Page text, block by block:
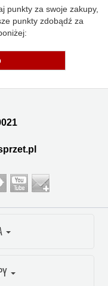
punkty za swoje zakupy,
punkty zdobądź za